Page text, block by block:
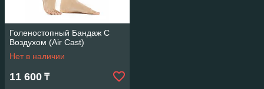
Голеностопный Бандаж С
Воздухом (Air Cast)
Нет в наличии
11 600 ₸